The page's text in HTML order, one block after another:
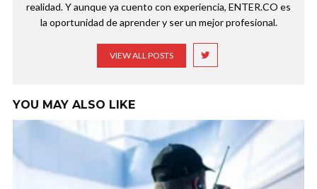
realidad. Y aunque ya cuento con experiencia, ENTER.CO es
la oportunidad de aprender y ser un mejor profesional.
VIEW ALL POSTS
YOU MAY ALSO LIKE